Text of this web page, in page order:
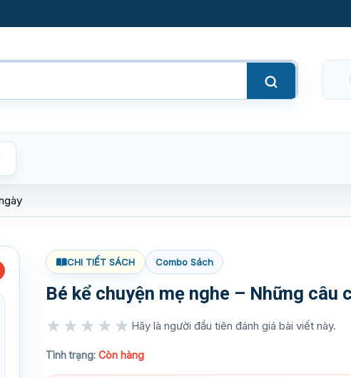
CHI TIẾT SÁCH Combo Sách
Bé kể chuyện mẹ nghe – Những câu
★★★★★ Hãy là người đầu tiên đánh giá bài viết này.
Tình trạng: Còn hàng